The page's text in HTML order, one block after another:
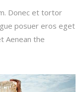
Donec et tortor
posuer eros eget
Aenean the